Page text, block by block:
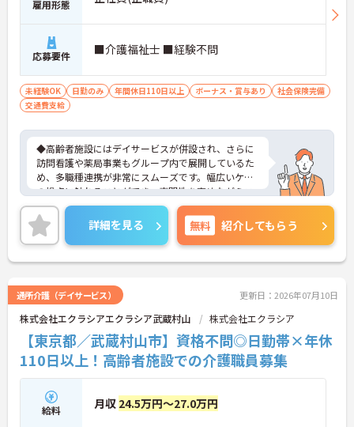
雇用形態
応募要件 ■介護福祉士 ■経験不問
未経験OK 日勤のみ 年間休日110日以上 ボーナス・賞与あり
社会保険完備
交通費支給
◆高齢者施設にはデイサービスが併設され、さらに
訪問看護や薬局事業もグループ内で展開しているた
め、多職種連携が非常にスムーズです。幅広いケア
の視点に触れることができ、専門性を高めながらス
キルアップできる土壌があります。
◆半年に1回の人事評価・面談で昇給や昇進のチャ
ンスがしっかり用意されています。また、マネジメ
ント職への挑戦も歓迎♪入社後に経験を積みなが
ら、施設長、ブロック長、本部職員など、自分の適
管理職比率も30％を目指して推進中◎男女ともに長
く活躍できる環境です。
◆施設ごとの課題を話し合う「スタッフミーティン
グ」や、利用者様へのケアを考える「ケースカンフ
ァレンス」を実施しています。新人・ベテランに関
係なく意見交換を行い、みんなで解決策を考えるフ
ラットな関係性です。また、虐待防止研修などを通
じて「良いケア・悪いケア」の線引きを明確にし、
職員全員が安心して働ける、誇りを持てる職場環境
づくりに取り組んでいます。
詳細を見る 無料 紹介してもらう
通所介護（デイサービス） 更新日：2026年07月10日
株式会社エクラシアエクラシア武蔵村山 株式会社エクラシア
【東京都／武蔵村山市】資格不問◎日勤帯×年休
110日以上！高齢者施設での介護職員募集
給料 月収 24.5万円～27.0万円